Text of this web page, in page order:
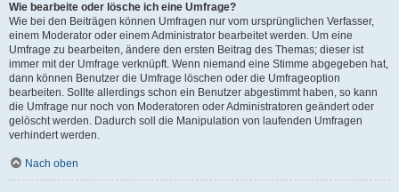
Wie bearbeite oder lösche ich eine Umfrage?
Wie bei den Beiträgen können Umfragen nur vom ursprünglichen Verfasser,
einem Moderator oder einem Administrator bearbeitet werden. Um eine
Umfrage zu bearbeiten, ändere den ersten Beitrag des Themas; dieser ist
immer mit der Umfrage verknüpft. Wenn niemand eine Stimme abgegeben hat,
dann können Benutzer die Umfrage löschen oder die Umfrageoption
bearbeiten. Sollte allerdings schon ein Benutzer abgestimmt haben, so kann
die Umfrage nur noch von Moderatoren oder Administratoren geändert oder
gelöscht werden. Dadurch soll die Manipulation von laufenden Umfragen
verhindert werden.
Nach oben